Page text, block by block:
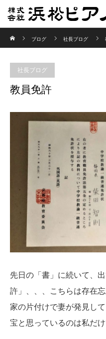
ブログ
社長ブログ
社長ブログ
教員免許
先日の「書」に続いて、
許」、、、こちらは存在
家の片付けで妻が発見し
宝と思っているのは私だけ